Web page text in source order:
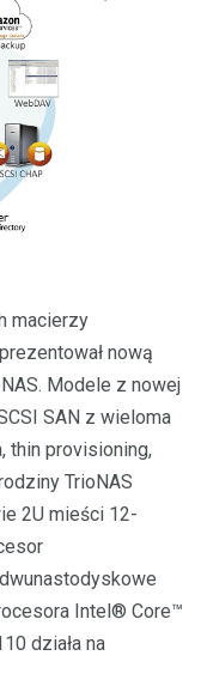
macierzy
nową
Modele z nowej
SAN z wieloma
thin provisioning,
TrioNAS
2U mieści 12-
Intel® Core™
działa na